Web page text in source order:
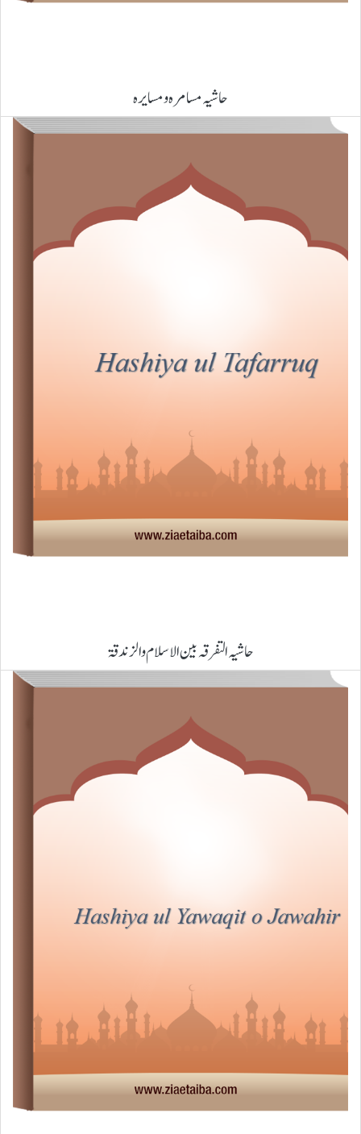
حاشیہ مسامرہ ومسایرہ
حاشیہ التفرقہ بین الاسلام والزندقۃ